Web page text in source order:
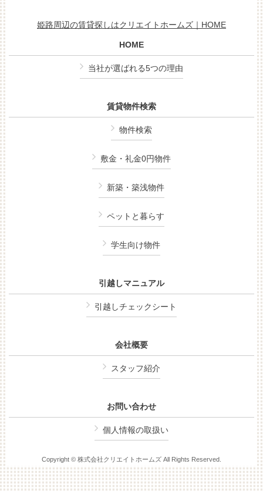
姫路周辺の賃貸探しはクリエイトホームズ｜HOME
HOME
当社が選ばれる5つの理由
賃貸物件検索
物件検索
敷金・礼金0円物件
新築・築浅物件
ペットと暮らす
学生向け物件
引越しマニュアル
引越しチェックシート
会社概要
スタッフ紹介
お問い合わせ
個人情報の取扱い
Copyright © 株式会社クリエイトホームズ All Rights Reserved.